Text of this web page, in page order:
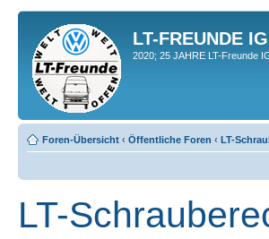
LT-FREUNDE
2020; 25 JAHRE LT-Freunde
Foren-Übersicht ‹ Öffentliche Foren ‹ LT-
LT-